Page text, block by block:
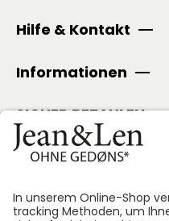
Hilfe & Kontakt
Informationen
SICHER BEZAHLEN